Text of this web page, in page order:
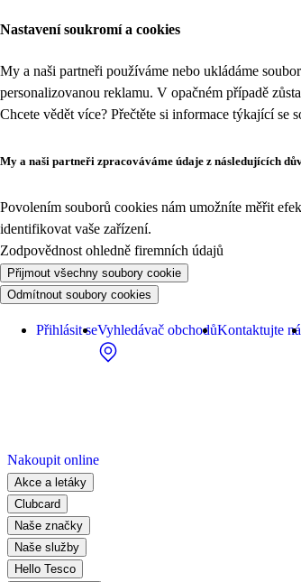
Nastavení soukromí a cookies
My a naši partneři používáme nebo ukládáme
personalizovanou reklamu. V opačném případě
Chcete vědět více? Přečtěte si informace týkající se
My a naši partneři zpracováváme údaje z následujících
Povolením souborů cookies nám umožníte měřit
identifikovat vaše zařízení.
Zodpovědnost ohledně firemních údajů
Přijmout všechny soubory cookie
Odmítnout soubory cookies
Přihlásit seVyhledávač obchodůKontaktujte
Nakoupit online
Akce a letáky
Clubcard
Naše značky
Naše služby
Hello Tesco